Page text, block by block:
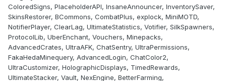
ColoredSigns, PlaceholderAPI, InsaneAnnouncer, InventorySaver,
SkinsRestorer, BCommons, CombatPlus, explock, MiniMOTD,
NotifierPlayer, ClearLag, UltimateStatistics, Votifier, SilkSpawners,
ProtocolLib, UberEnchant, Vouchers, Minepacks,
AdvancedCrates, UltraAFK, ChatSentry, UltraPermissions,
FakaHedaMinequery, AdvancedLogin, ChatColor2,
UltraCustomizer, HolographicDisplays, TimedRewards,
UltimateStacker, Vault, NexEngine, BetterFarming,